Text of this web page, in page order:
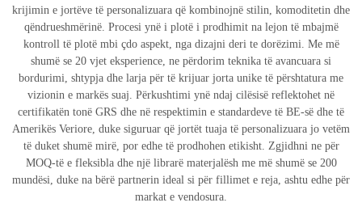
krijimin e jortëve të personalizuara që kombinojnë stilin, komoditetin dhe
qëndrueshmërinë. Procesi ynë i plotë i prodhimit na lejon të mbajmë
kontroll të plotë mbi çdo aspekt, nga dizajni deri te dorëzimi. Me më
shumë se 20 vjet eksperience, ne përdorim teknika të avancuara si
bordurimi, shtypja dhe larja për të krijuar jorta unike të përshtatura me
vizionin e markës suaj. Përkushtimi ynë ndaj cilësisë reflektohet në
certifikatën tonë GRS dhe në respektimin e standardeve të BE-së dhe të
Amerikës Veriore, duke siguruar që jortët tuaja të personalizuara jo vetëm
të duket shumë mirë, por edhe të prodhohen etikisht. Zgjidhni ne për
MOQ-të e fleksibla dhe një librarë materjalësh me më shumë se 200
mundësi, duke na bërë partnerin ideal si për fillimet e reja, ashtu edhe për
markat e vendosura.